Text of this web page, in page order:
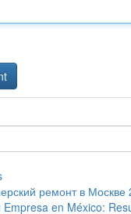
ремонт в Москве
Empresa en México: